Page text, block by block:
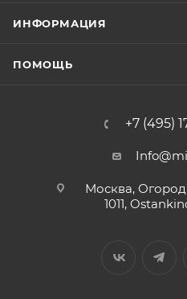
ИНФОРМАЦИЯ
ПОМОЩЬ
+7 (495)
Москва,
1011,